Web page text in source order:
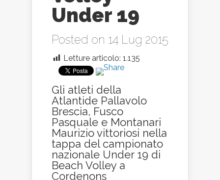
Under 19
Posted on 14 Lug 2015
Letture articolo: 1.135
Gli atleti della
Atlantide Pallavolo
Brescia, Fusco
Pasquale e Montanari
Maurizio vittoriosi nella
tappa del campionato
nazionale Under 19 di
Beach Volley a
Cordenons